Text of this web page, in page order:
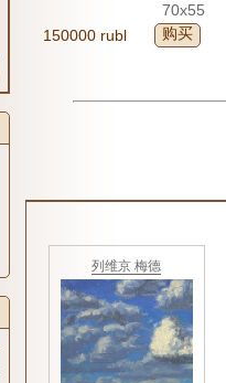
70x55
150000 rubl
购买
列维京 梅德